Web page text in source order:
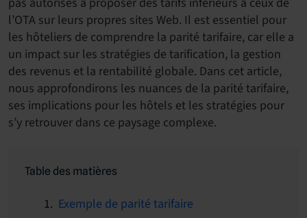
l’OTA sur leurs propres sites Web. Il est essentiel pour
les hôteliers de comprendre la parité tarifaire, car elle a
un impact sur les stratégies de tarification, la gestion
des revenus et la rentabilité globale. Dans cet article,
nous approfondirons les nuances de la parité tarifaire,
ses implications pour les hôtels et les stratégies pour
s’y retrouver dans ce paysage complexe.
Table des matières
1. Exemple de parité tarifaire